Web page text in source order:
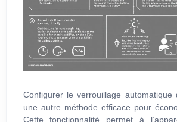
Configurer le verrouillage
une autre méthode efficace pour
Cette fonctionnalité permet à